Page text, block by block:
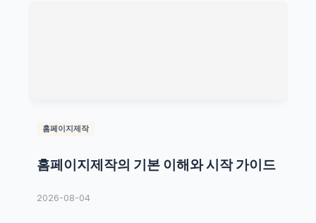
홈페이지제작
홈페이지제작의 기본 이해와 시작 가이드
2026-08-04